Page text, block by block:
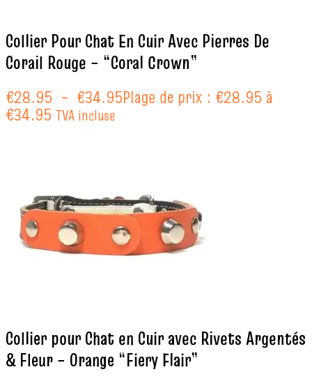
Collier Pour Chat En Cuir Avec Pierres De
Corail Rouge – “Coral Crown”
€28.95 – €34.95Plage de prix : €28.95 à
€34.95 TVA incluse
Collier pour Chat en Cuir avec Rivets Argentés
& Fleur – Orange “Fiery Flair”